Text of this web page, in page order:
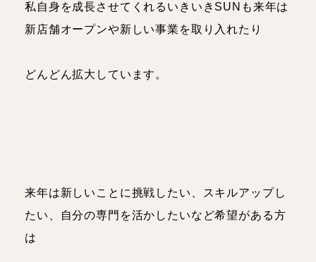
私自身を成長させてくれるいきいきSUNも来年は
新店舗オープンや新しい事業を取り入れたり
どんどん拡大しています。
来年は新しいことに挑戦したい、スキルアップし
たい、自分の専門を活かしたいなど希望がある方
は